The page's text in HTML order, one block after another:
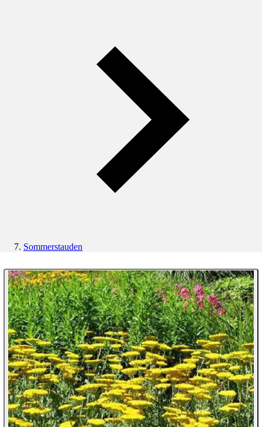
Sommerstauden